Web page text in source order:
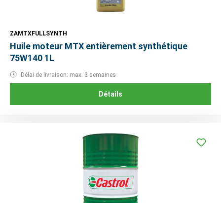
ZAMTXFULLSYNTH
Huile moteur MTX entièrement synthétique
75W140 1L
Délai de livraison: max. 3 semaines
Détails